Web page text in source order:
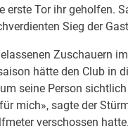
erste Tor ihr geholfen.
Sieg der
Zuschauern
hätte den Club in
seine Person
mich», sagte der
verschossen